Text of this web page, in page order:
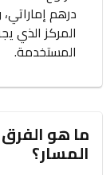
درهم
المركز الذي
المستخدمة.
ما هو
المسار؟